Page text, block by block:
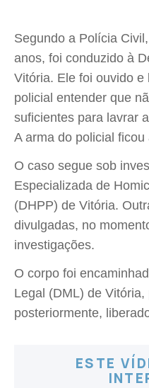
Segundo a Polícia
anos, foi conduzido à
Vitória. Ele foi ouvido
policial entender que
suficientes para lavrar
A arma do policial ficou
O caso segue sob
Especializada de
(DHPP) de Vitória.
divulgadas, no
investigações.
O corpo foi
Legal (DML) de
posteriormente,
ESTE